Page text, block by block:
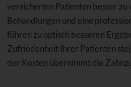
versicherten Patienten besser
Behandlungen und eine
führen zu optisch besseren
Zufriedenheit Ihrer Patienten
der Kosten übernimmt die